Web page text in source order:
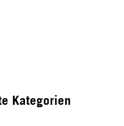
Kategorien